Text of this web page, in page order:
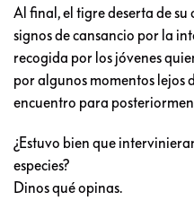
Al final, el tigre deserta de
signos de cansancio por la
recogida por los jóvenes
por algunos momentos lejos
encuentro para
¿Estuvo bien que
especies?
Dinos qué opinas.